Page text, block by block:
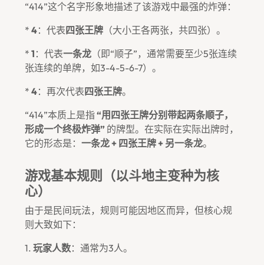
“414”这个名字形象地描述了该游戏中最强的炸弹：
* 4：代表四张王牌 （大小王各两张，共四张）。
* 1 ：代表一条龙 （即“顺子”，通常需要至少5张连续
张连续的单牌，如3-4-5-6-7）。
* 4：再次代表四张王牌。
“414”本质上是指“用四张王牌分别带起两条顺子，
形成一个终极炸弹” 的牌型。在实际在实际出牌时，
它的形态是： 一条龙 + 四张王牌 + 另一条龙。
游戏基本规则（以斗地主变种为核
心）
由于是民间玩法，规则可能因地区而异，但核心规
则大致如下：
1. 玩家人数：通常为3人。